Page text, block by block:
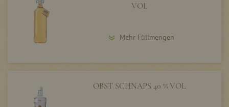
VOL
Mehr Füllmengen
OBST SCHNAPS 40 % VOL